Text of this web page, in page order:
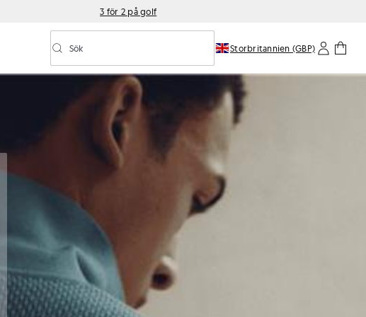
3 för 2 på golf
Aktivera/inaktivera prediktiv sökning
Sök Storbritannien (GBP)